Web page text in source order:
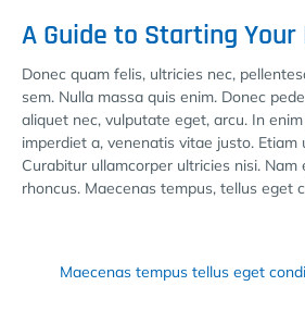
A Guide to Starting
Donec quam felis, ultricies nec,
sem. Nulla massa quis enim. Donec
aliquet nec, vulputate eget, arcu. In
imperdiet a, venenatis vitae justo. Etiam
Curabitur ullamcorper ultricies nisi. Nam
rhoncus. Maecenas tempus, tellus eget
Maecenas tempus tellus eget